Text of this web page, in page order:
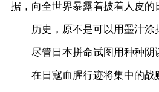
据，向全世界暴露着披着人皮的
历史，原不是可以用墨汁涂
尽管日本拼命试图用种种阴谋
在日寇血腥行迹将集中的战败